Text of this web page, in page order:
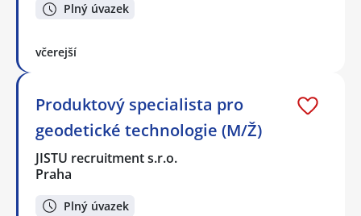
Plný úvazek
včerejší
Produktový specialista pro
geodetické technologie (M/Ž)
JISTU recruitment s.r.o.
Praha
Plný úvazek